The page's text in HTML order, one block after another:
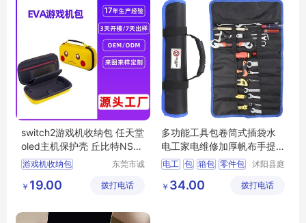
switch2游戏机收纳包 任天堂
oled主机保护壳 丘比特NS防
护硬壳包
游戏机收纳包
switch2收纳包
东莞市诚
限公司
￥ 19.00 拨打电话
多功能工具包卷筒式插袋水
电工家电维修加厚帆布手提
式安装收纳包
电工 包 箱包 零件包
沭阳县庭
商务有限
￥ 34.00 拨打电话